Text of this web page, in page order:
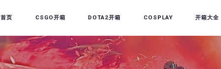
首页 CSGO开箱 DOTA2开箱 COSPLAY 开箱大全
首页
CSGO开箱